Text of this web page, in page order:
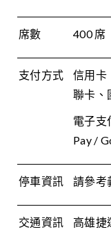
席數 400 席
支付方式
信用卡
聯卡、
電子支
Pay /
停車資訊 請參考
交通資訊
高雄捷